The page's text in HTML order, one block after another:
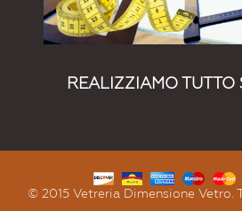
REALIZZIAMO TUTTO
© 2015 Vetreria Dimensione